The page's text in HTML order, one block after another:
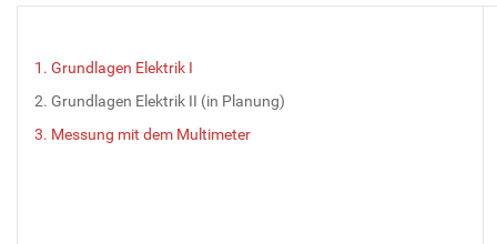
1. Grundlagen Elektrik I
2. Grundlagen Elektrik II (in Planung)
3. Messung mit dem Multimeter